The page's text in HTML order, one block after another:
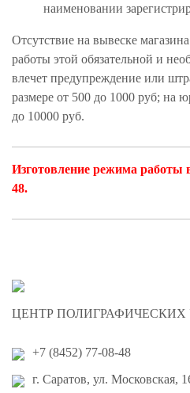
наименовании
Отсутствие на вывеске
работы этой обязательной и
влечет предупреждение или
размере от 500 до 1000 руб; на
до 10000 руб.
Изготовление режима работы
48.
ЦЕНТР ПОЛИГРАФИЧЕСКИХ
+7 (8452) 77-08-48
г. Саратов, ул. Московская,